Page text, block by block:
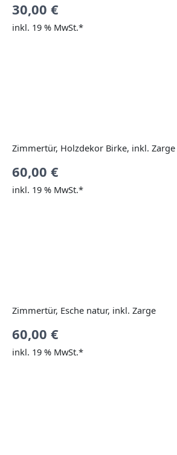
30,00 €
inkl. 19 % MwSt.*
Zimmertür, Holzdekor Birke, inkl. Zarge
60,00 €
inkl. 19 % MwSt.*
Zimmertür, Esche natur, inkl. Zarge
60,00 €
inkl. 19 % MwSt.*